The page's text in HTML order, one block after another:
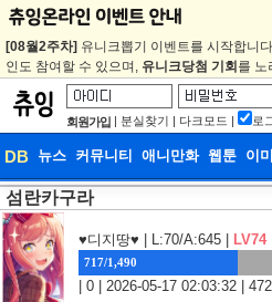
[08월2주차] 유니크뽑기 이벤트를 시작합니
인도 참여할 수 있으며, 유니크당첨 기회 를 노
회원가입 | 분실찾기 | 다크모드 | 로
DB 뉴스 커뮤니티 애니만화 웹툰 이
DB
웹툰 이미지
섬란카구라
♥디지땅♥ | L:70/A:645 | LV74
717/1,490
| 0 | 2026-05-17 02:03:32 | 472 |